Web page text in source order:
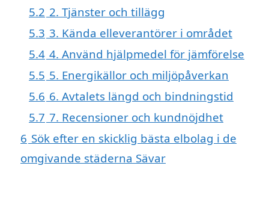
5.2 2. Tjänster och tillägg
5.3 3. Kända elleverantörer i området
5.4 4. Använd hjälpmedel för jämförelse
5.5 5. Energikällor och miljöpåverkan
5.6 6. Avtalets längd och bindningstid
5.7 7. Recensioner och kundnöjdhet
6 Sök efter en skicklig bästa elbolag i de
omgivande städerna Sävar